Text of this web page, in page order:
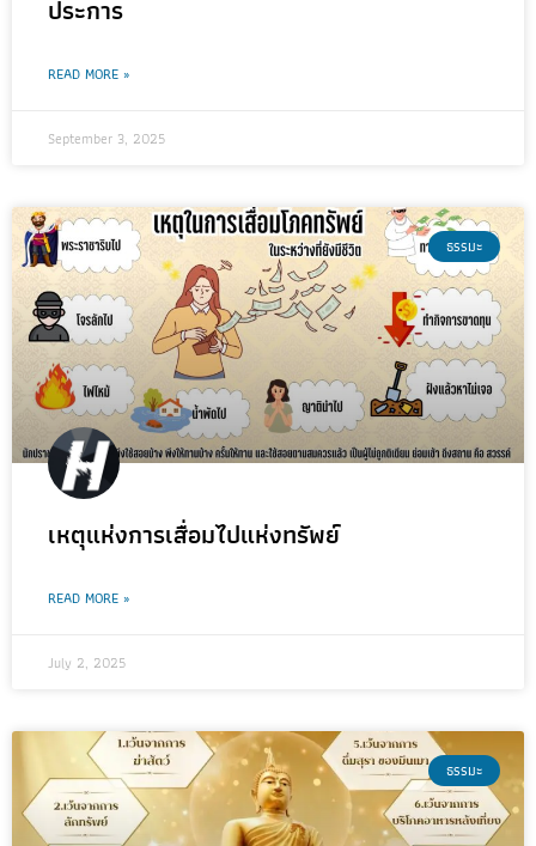
ประการ
READ MORE »
September 3, 2025
ธรรมะ
เหตุแห่งการเสื่อมไปแห่งทรัพย์
READ MORE »
July 2, 2025
ธรรมะ